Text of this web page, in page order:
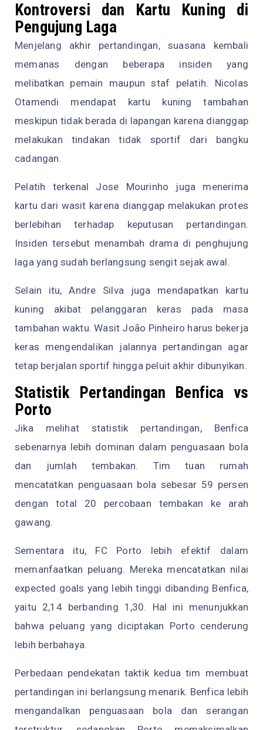
Kontroversi dan Kartu Kuning di
Pengujung Laga
Menjelang akhir pertandingan, suasana kembali
memanas dengan beberapa insiden yang
melibatkan pemain maupun staf pelatih. Nicolas
Otamendi mendapat kartu kuning tambahan
meskipun tidak berada di lapangan karena dianggap
melakukan tindakan tidak sportif dari bangku
cadangan.
Pelatih terkenal Jose Mourinho juga menerima
kartu dari wasit karena dianggap melakukan protes
berlebihan terhadap keputusan pertandingan.
Insiden tersebut menambah drama di penghujung
laga yang sudah berlangsung sengit sejak awal.
Selain itu, Andre Silva juga mendapatkan kartu
kuning akibat pelanggaran keras pada masa
tambahan waktu. Wasit João Pinheiro harus bekerja
keras mengendalikan jalannya pertandingan agar
tetap berjalan sportif hingga peluit akhir dibunyikan.
Statistik Pertandingan Benfica vs
Porto
Jika melihat statistik pertandingan, Benfica
sebenarnya lebih dominan dalam penguasaan bola
dan jumlah tembakan. Tim tuan rumah
mencatatkan penguasaan bola sebesar 59 persen
dengan total 20 percobaan tembakan ke arah
gawang.
Sementara itu, FC Porto lebih efektif dalam
memanfaatkan peluang. Mereka mencatatkan nilai
expected goals yang lebih tinggi dibanding Benfica,
yaitu 2,14 berbanding 1,30. Hal ini menunjukkan
bahwa peluang yang diciptakan Porto cenderung
lebih berbahaya.
Perbedaan pendekatan taktik kedua tim membuat
pertandingan ini berlangsung menarik. Benfica lebih
mengandalkan penguasaan bola dan serangan